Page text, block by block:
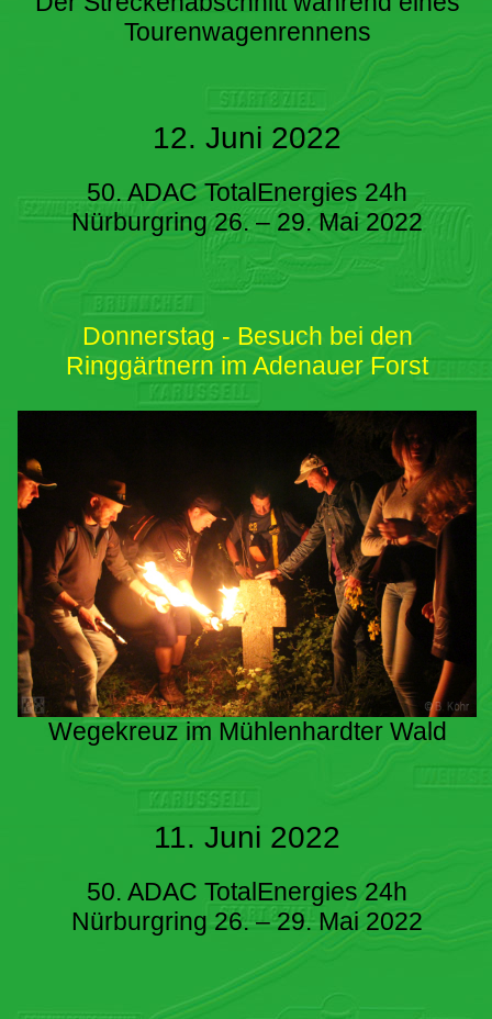
Tourenwagenrennens
12. Juni 2022
50. ADAC TotalEnergies 24h
Nürburgring 26. – 29. Mai 2022
Donnerstag - Besuch bei den
Ringgärtnern im Adenauer Forst
Wegekreuz im Mühlenhardter Wald
11. Juni 2022
50. ADAC TotalEnergies 24h
Nürburgring 26. – 29. Mai 2022